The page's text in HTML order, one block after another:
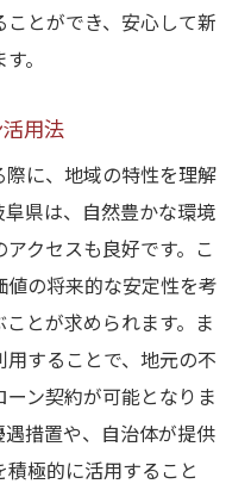
とができ、安心して新
。
用法
に、地域の特性を理解
県は、自然豊かな環境
クセスも良好です。こ
の将来的な安定性を考
とが求められます。ま
することで、地元の不
ン契約が可能となりま
措置や、自治体が提供
極的に活用すること